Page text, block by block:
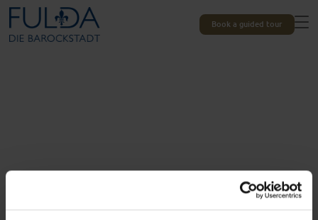
Book a guided tour